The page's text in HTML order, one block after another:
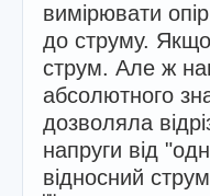
вимірювати
до струму. Якщо
струм. Але ж
абсолютного
дозволяла
напруги від
відносний